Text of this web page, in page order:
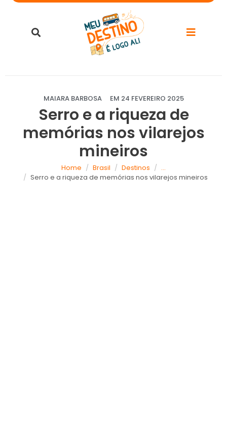
MAIARA BARBOSA EM 24 FEVEREIRO 2025
Serro e a riqueza de
memórias nos vilarejos
mineiros
Home Brasil Destinos
...
Serro e a riqueza de memórias nos vilarejos mineiros